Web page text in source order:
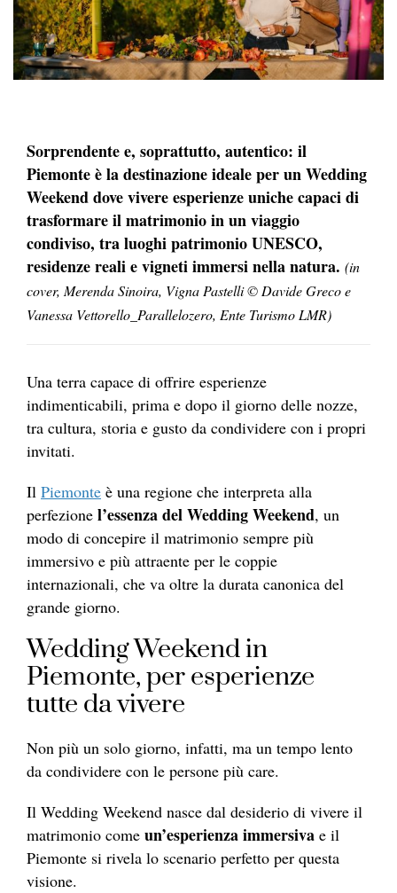
Sorprendente e, soprattutto, autentico: il
Piemonte è la destinazione ideale per un Wedding
Weekend dove vivere esperienze uniche capaci di
trasformare il matrimonio in un viaggio
condiviso, tra luoghi patrimonio UNESCO,
residenze reali e vigneti immersi nella natura. (in
cover, Merenda Sinoira, Vigna Pastelli © Davide Greco e
Vanessa Vettorello_Parallelozero, Ente Turismo LMR)
Una terra capace di offrire esperienze
indimenticabili, prima e dopo il giorno delle nozze,
tra cultura, storia e gusto da condividere con i propri
invitati.
Il Piemonte è una regione che interpreta alla
perfezione l’essenza del Wedding Weekend, un
modo di concepire il matrimonio sempre più
immersivo e più attraente per le coppie
internazionali, che va oltre la durata canonica del
grande giorno.
Wedding Weekend in
Piemonte, per esperienze
tutte da vivere
Non più un solo giorno, infatti, ma un tempo lento
da condividere con le persone più care.
Il Wedding Weekend nasce dal desiderio di vivere il
matrimonio come un’esperienza immersiva e il
Piemonte si rivela lo scenario perfetto per questa
visione.